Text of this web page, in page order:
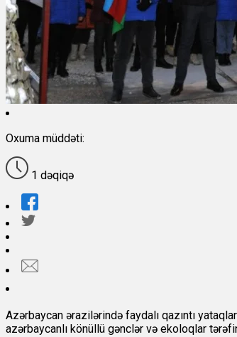
Oxuma müddəti:
1 dəqiqə
Azərbaycan ərazilərində faydalı qazıntı
azərbaycanlı könüllü gənclər və ekoloqlar